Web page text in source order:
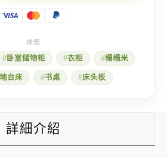
卧室储物柜 衣柜 榻榻米
地台床 书桌 床头板
詳細介紹